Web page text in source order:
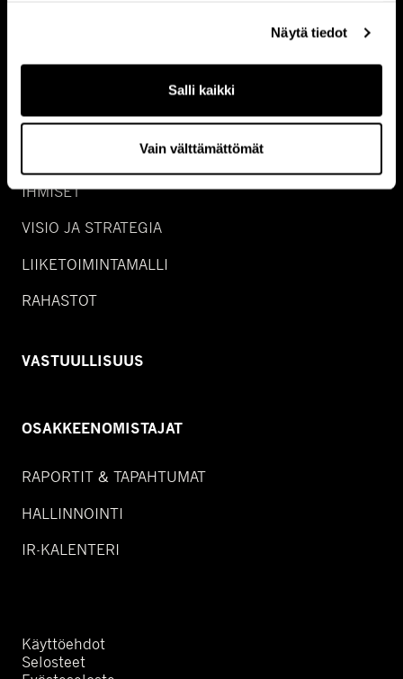
Näytä tiedot
Salli kaikki
Vain välttämättömät
IHMISET
VISIO JA STRATEGIA
LIIKETOIMINTAMALLI
RAHASTOT
VASTUULLISUUS
OSAKKEENOMISTAJAT
RAPORTIT & TAPAHTUMAT
HALLINNOINTI
IR-KALENTERI
Käyttöehdot
Selosteet